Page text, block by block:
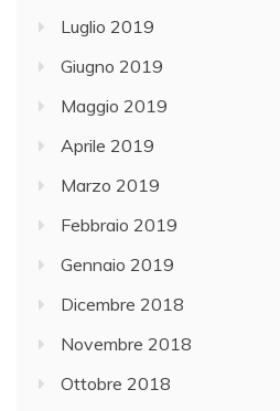
Luglio 2019
Giugno 2019
Maggio 2019
Aprile 2019
Marzo 2019
Febbraio 2019
Gennaio 2019
Dicembre 2018
Novembre 2018
Ottobre 2018